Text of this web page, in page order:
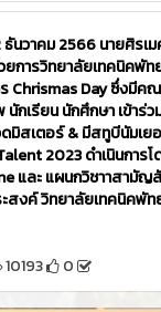
นวาคม 2566​ นายศิรเ
การวิทยาลัยเทคนิคพัท
Chrismas Day ซึ่งมีค
นักเรียน นักศึกษา เข้าร่
มิสเตอร์ & มีสทูบีนัมเย
2023 ดำเนินการ
และ แผนกวิชาาสามั
สงค์ วิทยาลัยเทคนิคพัท
10193 0